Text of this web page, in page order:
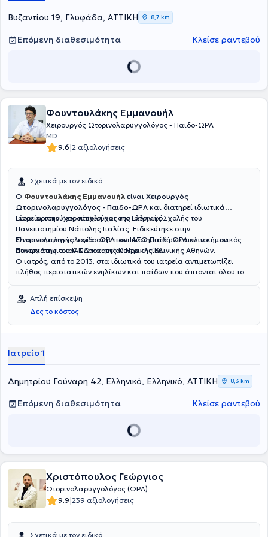
σεμινάρια της ειδικότητάς του και είναι μέλος του Κολεγίου
Βυζαντίου 19, Γλυφάδα, ΑΤΤΙΚΗ 8,7 km
Επόμενη διαθεσιμότητα Κλείσε ραντεβού
Φουντουλάκης Εμμανουήλ
Χειρουργός Ωτορινολαρυγγολόγος - Παιδο-ΩΡΛ
MD
9.6|2 αξιολογήσεις
Σχετικά με τον ειδικό
Ο Φουντουλάκης Εμμανουήλ είναι Χειρουργός
Ωτορινολαρυγγολόγος - Παιδο-ΩΡΛ και διατηρεί ιδιωτικά
ιατρεία στην Πετρούπολη και στο Ελληνικό.
Είναι αριστούχος πτυχιούχος της Ιατρικής Σχολής του
Πανεπιστημίου Νάπολης Ιταλίας. Ειδικεύτηκε στην
Ωτορινολαρυγγολογία στην πανεπιστημιακή ΩΡΛ κλινική του
Πανεπιστημιακού Νοσοκομείου Ηρακλείου.
Είναι επιμελητής παιδο-ΩΡΛ του ΙΑΣΩ Παίδων και επιστημονικός
συνεργάτης του ΙΑΣΩ και της Κεντρικής Κλινικής Αθηνών.
Ο ιατρός, από το 2013, στα ιδιωτικά του ιατρεία αντιμετωπίζει
πλήθος περιστατικών ενηλίκων και παίδων που άπτονται όλου του
Απλή επίσκεψη
Δες το κόστος
Ιατρείο 1
Δημητρίου Γούναρη 42, Ελληνικό, Ελληνικό, ΑΤΤΙΚΗ 8,3 km
Επόμενη διαθεσιμότητα Κλείσε ραντεβού
Χριστόπουλος Γεώργιος
Ωτορινολαρυγγολόγος (ΩΡΛ)
9.9|239 αξιολογήσεις
Σχετικά με τον ειδικό